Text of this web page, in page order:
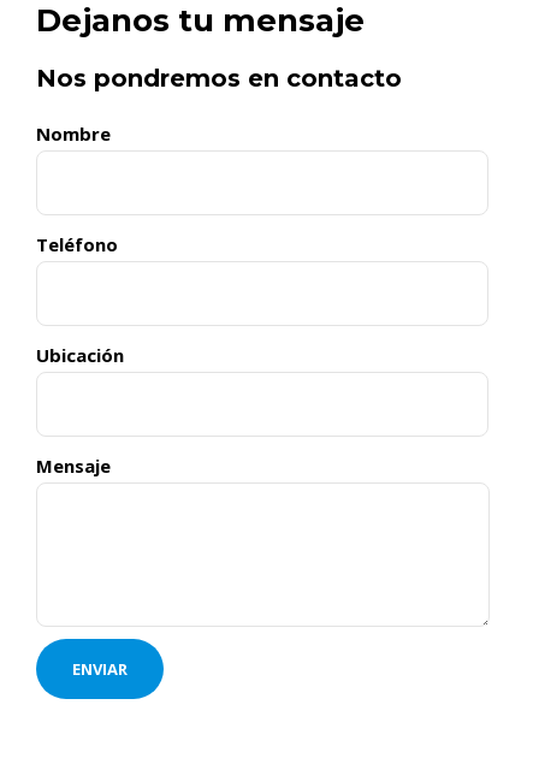
Dejanos tu mensaje
Nos pondremos en contacto
Nombre
Teléfono
Ubicación
Mensaje